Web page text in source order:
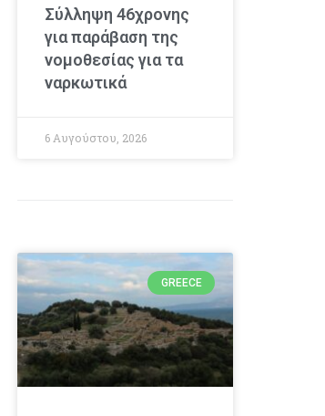
Σύλληψη 46χρονης
για παράβαση της
νομοθεσίας για τα
ναρκωτικά
6 Αυγούστου, 2026
GREECE